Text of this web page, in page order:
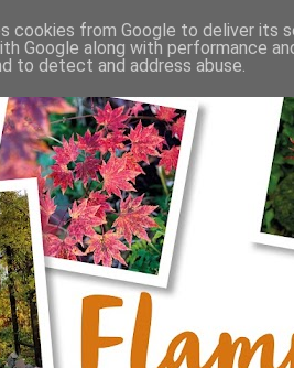
cookies from Google to deliver its
Google along with performance
to detect and address abuse.